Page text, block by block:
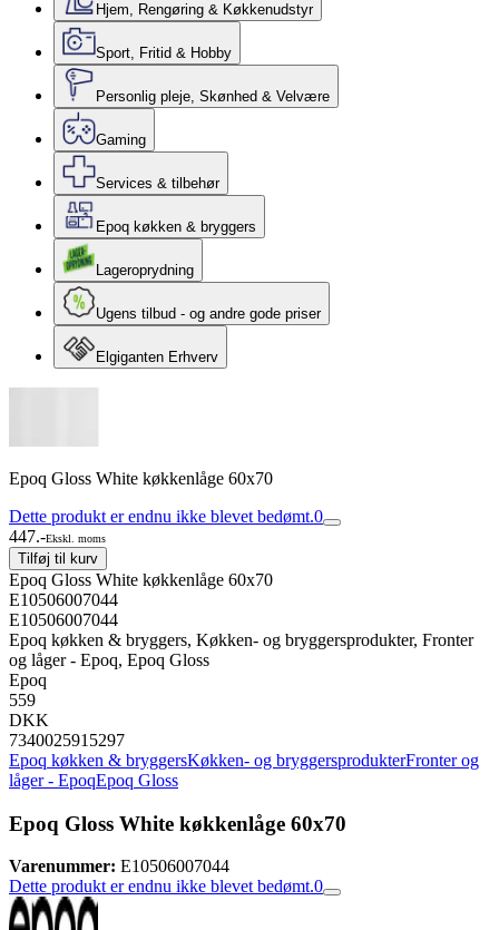
Hjem, Rengøring & Køkkenudstyr
Sport, Fritid & Hobby
Personlig pleje, Skønhed & Velvære
Gaming
Services & tilbehør
Epoq køkken & bryggers
Lageroprydning
Ugens tilbud - og andre gode priser
Elgiganten Erhverv
Epoq Gloss White køkkenlåge 60x70
Dette produkt er endnu ikke blevet bedømt.0
447.-Ekskl. moms
Tilføj til kurv
Epoq Gloss White køkkenlåge 60x70
E10506007044
E10506007044
Epoq køkken & bryggers, Køkken- og bryggersprodukter, Fronter
og låger - Epoq, Epoq Gloss
Epoq
559
DKK
7340025915297
Epoq køkken & bryggersKøkken- og bryggersprodukterFronter og
låger - EpoqEpoq Gloss
Epoq Gloss White køkkenlåge 60x70
Varenummer: E10506007044
Dette produkt er endnu ikke blevet bedømt.0